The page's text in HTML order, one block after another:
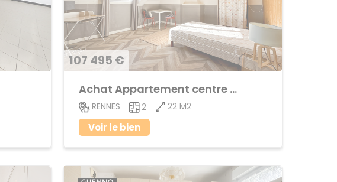
107 495 €
Achat Appartement centre ville
RENNES 2 22 M2
Voir le bien